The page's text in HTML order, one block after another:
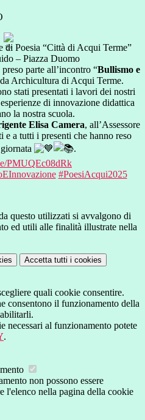
Poesia “Città di Acqui Terme”
– Piazza Duomo
parte all’incontro “Bullismo e
Archicultura di Acqui Terme.
stati presentati i lavori dei nostri
di innovazione didattica
la nostra scuola.
Elisa Camera, all’Assessore
e a tutti i presenti che hanno reso
.
PMUQEc08dRk
#PoesiAcqui2025
questo utilizzati si avvalgono di
ed utili alle finalità illustrate nella
Accetta tutti i cookies
quali cookie consentire.
consentono il funzionamento della
necessari al funzionamento potete
.
non possono essere
l'elenco nella pagina della cookie